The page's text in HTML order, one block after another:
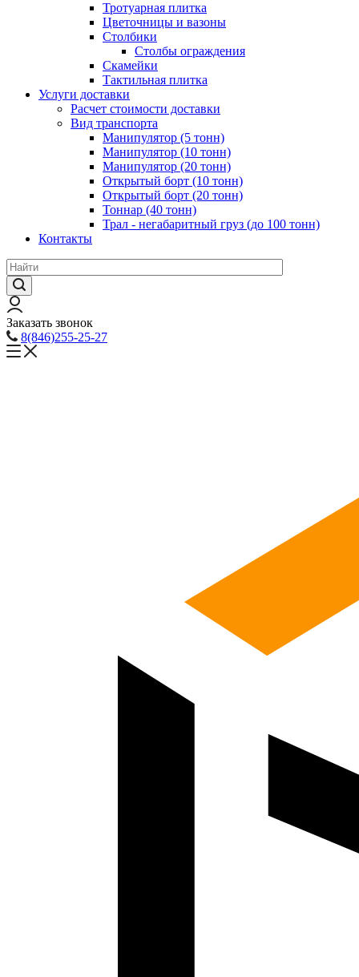
Тротуарная плитка
Цветочницы и вазоны
Столбики
Столбы ограждения
Скамейки
Тактильная плитка
Услуги доставки
Расчет стоимости доставки
Вид транспорта
Манипулятор (5 тонн)
Манипулятор (10 тонн)
Манипулятор (20 тонн)
Открытый борт (10 тонн)
Открытый борт (20 тонн)
Тоннар (40 тонн)
Трал - негабаритный груз (до 100 тонн)
Контакты
Заказать звонок
8(846)255-25-27